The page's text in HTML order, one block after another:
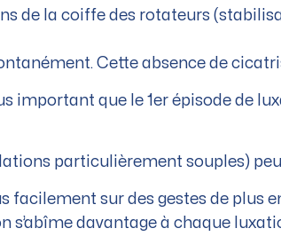
de la coiffe des rotateurs
Cette absence de
important que le 1er épisode de
particulièrement souples)
facilement sur des gestes de
s’abîme davantage à chaque